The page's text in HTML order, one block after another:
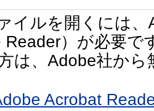
イルを開くには
Reader）が必要で
は、Adobe社か
Acrobat